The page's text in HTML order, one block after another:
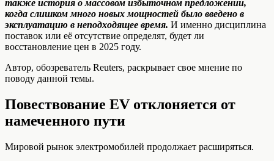
также история о массовом избыточном предложении,
когда слишком много новых мощностей было введено в
эксплуатацию в неподходящее время. И именно дисциплина
поставок или её отсутствие определят, будет ли
восстановление цен в 2025 году.
Автор, обозреватель Reuters, раскрывает свое мнение по
поводу данной темы.
Повествование EV отклоняется от
намеченного пути
Мировой рынок электромобилей продолжает расширяться.